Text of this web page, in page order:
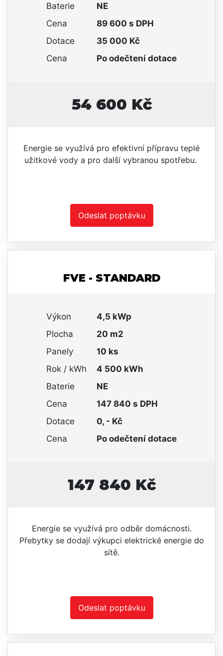
Baterie
NE
Cena
89 600 s DPH
Dotace
35 000 Kč
Cena
Po odečtení dotace
54 600 Kč
Energie se využívá pro efektivní přípravu teplé
užitkové vody a pro další vybranou spotřebu.
Odeslat poptávku
FVE - STANDARD
Výkon
4,5 kWp
Plocha
20 m2
Panely
10 ks
Rok / kWh
4 500 kWh
Baterie
NE
Cena
147 840 s DPH
Dotace
0, - Kč
Cena
Po odečtení dotace
147 840 Kč
Energie se využívá pro odběr domácnosti.
Přebytky se dodají výkupci elektrické energie do
sítě.
Odeslat poptávku